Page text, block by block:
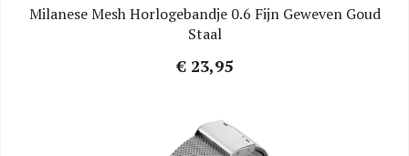
Milanese Mesh Horlogebandje 0.6 Fijn Geweven Goud
Staal
€ 23,95